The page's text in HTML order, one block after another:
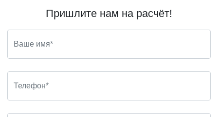
Пришлите нам на расчёт!